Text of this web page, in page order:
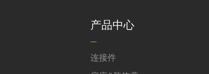
产品中心
连接件